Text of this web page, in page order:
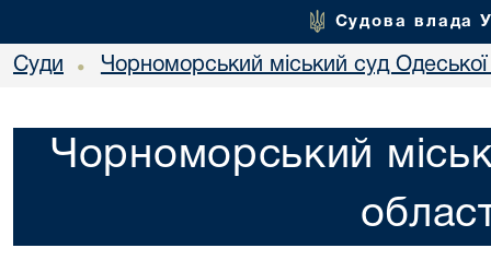
Судова влада
Суди • Чорноморський міський суд Одеської
Чорноморський